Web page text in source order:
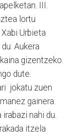
III.
lortu
Urbieta
Aukera
gizentzeko.
dute.
jokatu zuen
gainera.
nahi du.
itzela